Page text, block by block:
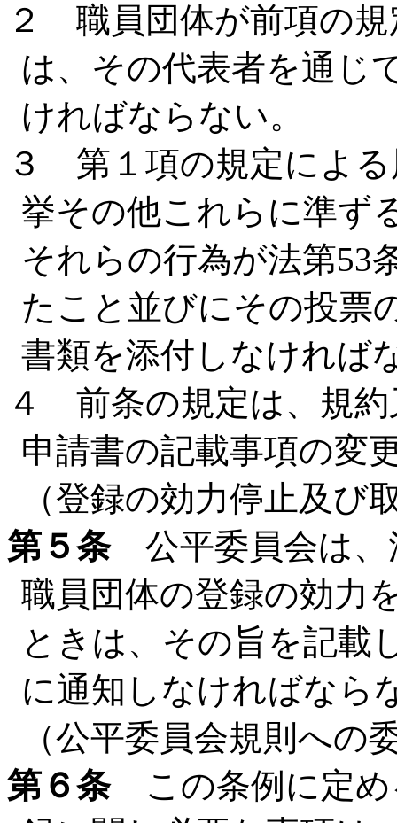
２ 職員団体が前項の
は、その代表者を通じ
ければならない。
３ 第１項の規定による
挙その他これらに準ず
それらの行為が法第53
たこと並びにその投票
書類を添付しなければ
４ 前条の規定は、規約
申請書の記載事項の変
（登録の効力停止及び
第５条公平委員会は、
職員団体の登録の効力
ときは、その旨を記載
に通知しなければなら
（公平委員会規則への
第６条この条例に定め